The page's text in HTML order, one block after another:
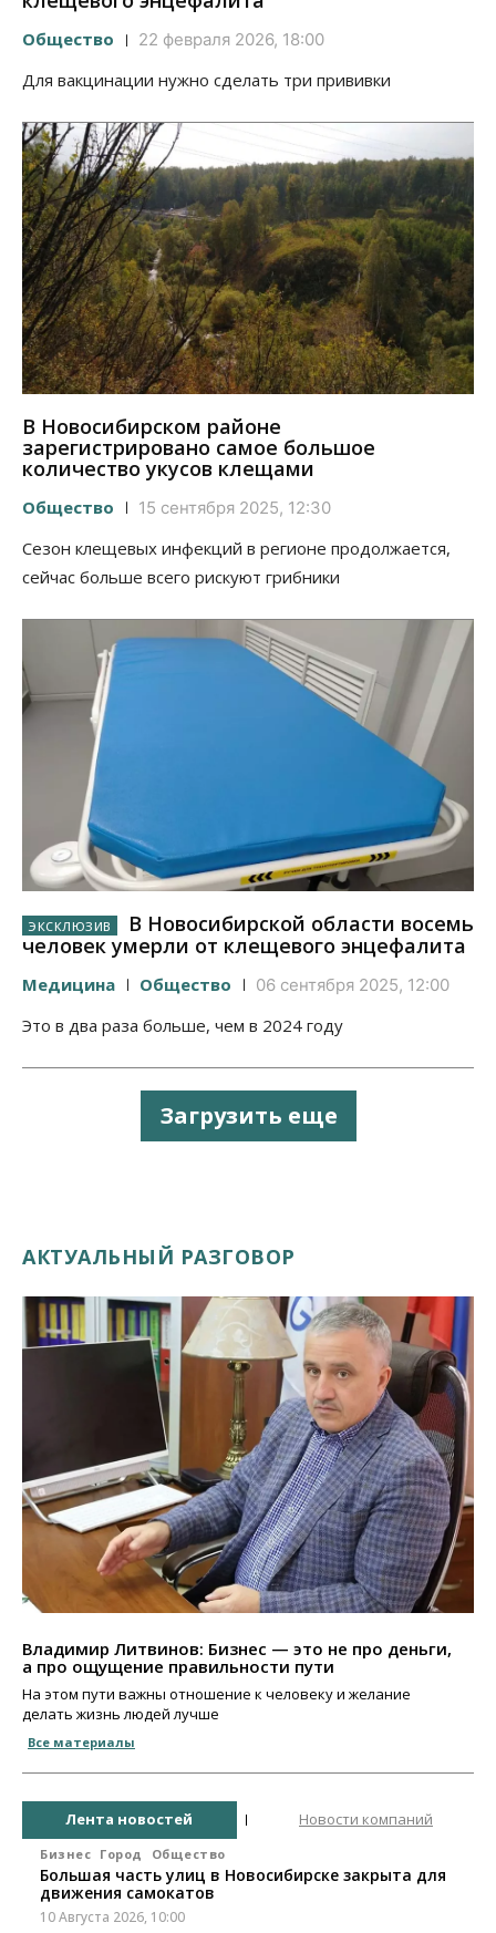
Общество 22 февраля 2026, 18:00
Для вакцинации нужно сделать три прививки
В Новосибирском районе
зарегистрировано самое большое
количество укусов клещами
Общество 15 сентября 2025, 12:30
Сезон клещевых инфекций в регионе продолжается,
сейчас больше всего рискуют грибники
В Новосибирской области восемь
человек умерли от клещевого энцефалита
Медицина Общество 06 сентября 2025, 12:00
Это в два раза больше, чем в 2024 году
Загрузить еще
АКТУАЛЬНЫЙ РАЗГОВОР
Владимир Литвинов: Бизнес — это не про деньги,
а про ощущение правильности пути
На этом пути важны отношение к человеку и желание
делать жизнь людей лучше
Все материалы
Лента новостей Новости компаний
Бизнес Город Общество
Большая часть улиц в Новосибирске закрыта для
движения самокатов
10 Августа 2026, 10:00